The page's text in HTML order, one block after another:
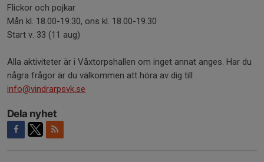
Flickor och pojkar
Mån kl. 18.00-19.30, ons kl. 18.00-19.30
Start v. 33 (11 aug)
Alla aktiviteter är i Våxtorpshallen om inget annat anges. Har du
några frågor är du välkommen att höra av dig till
info@vindrarpsvk.se
Dela nyhet